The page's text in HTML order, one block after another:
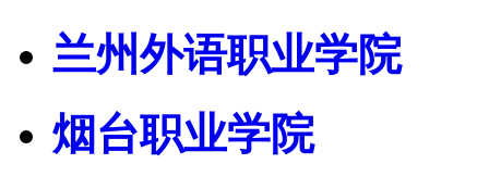
兰州外语职业学院
烟台职业学院